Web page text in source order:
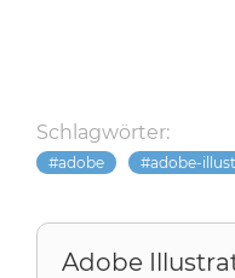
Schlagwörter:
adobe adobe-
Adobe